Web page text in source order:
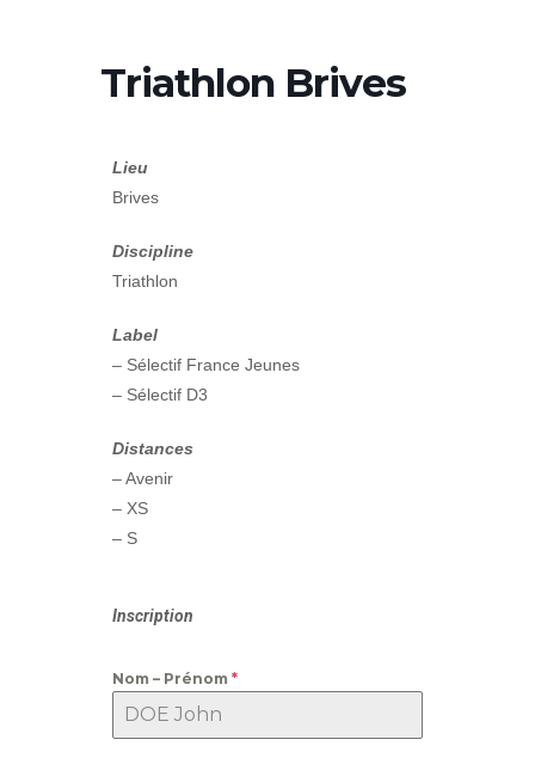
Triathlon Brives
Lieu
Brives
Discipline
Triathlon
Label
– Sélectif France Jeunes
– Sélectif D3
Distances
– Avenir
– XS
– S
Inscription
Nom – Prénom *